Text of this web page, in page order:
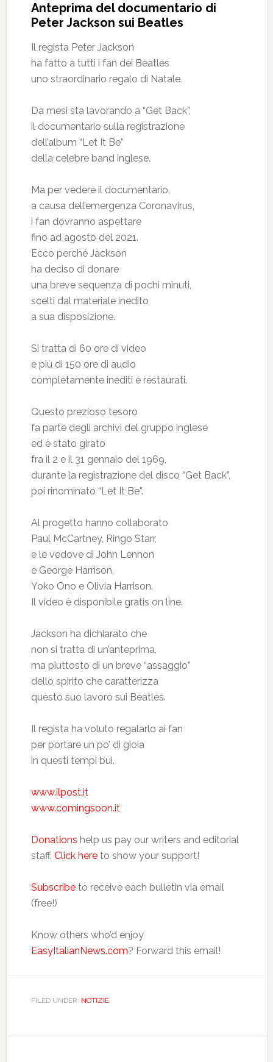
Anteprima del documentario di
Peter Jackson sui Beatles
Il regista Peter Jackson
ha fatto a tutti i fan dei Beatles
uno straordinario regalo di Natale.
Da mesi sta lavorando a “Get Back”,
il documentario sulla registrazione
dell’album “Let It Be”
della celebre band inglese.
Ma per vedere il documentario,
a causa dell’emergenza Coronavirus,
i fan dovranno aspettare
fino ad agosto del 2021.
Ecco perché Jackson
ha deciso di donare
una breve sequenza di pochi minuti,
scelti dal materiale inedito
a sua disposizione.
Si tratta di 60 ore di video
e più di 150 ore di audio
completamente inediti e restaurati.
Questo prezioso tesoro
fa parte degli archivi del gruppo inglese
ed è stato girato
fra il 2 e il 31 gennaio del 1969,
durante la registrazione del disco “Get Back”,
poi rinominato “Let It Be”.
Al progetto hanno collaborato
Paul McCartney, Ringo Starr,
e le vedove di John Lennon
e George Harrison,
Yoko Ono e Olivia Harrison.
Il video è disponibile gratis on line.
Jackson ha dichiarato che
non si tratta di un’anteprima,
ma piuttosto di un breve “assaggio”
dello spirito che caratterizza
questo suo lavoro sui Beatles.
Il regista ha voluto regalarlo ai fan
per portare un po’ di gioia
in questi tempi bui.
www.ilpost.it
www.comingsoon.it
Donations help us pay our writers and editorial
staff. Click hereto show your support!
Subscribeto receive each bulletin via email
(free!)
Know others who’d enjoy
EasyItalianNews.com? Forward this email!
FILED UNDER: NOTIZIE